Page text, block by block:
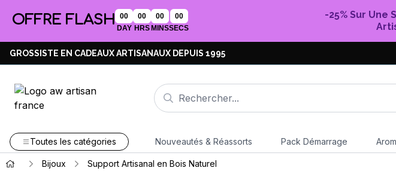
OFFRE FLASH
00
DAY
00
HRS
00
MINS
00
SECS
-25% Sur Une
GROSSISTE EN CADEAUX ARTISANAUX DEPUIS 1995
Toutes les catégories Nouveautés & Réassorts Pack Démarrage
Bijoux Support Artisanal en Bois Naturel